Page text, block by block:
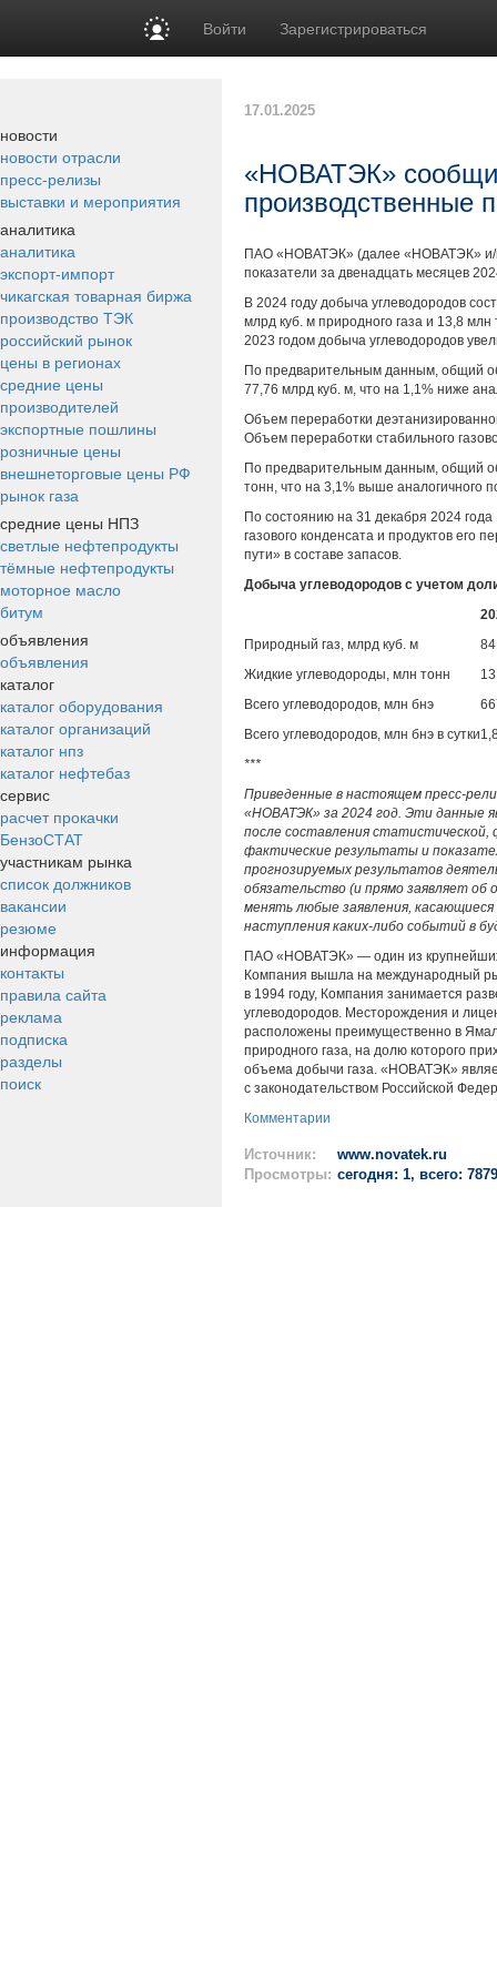
Войти Зарегистрироваться
новости
новости отрасли
пресс-релизы
выставки и мероприятия
аналитика
аналитика
экспорт-импорт
чикагская товарная биржа
производство ТЭК
российский рынок
цены в регионах
средние цены
производителей
экспортные пошлины
розничные цены
внешнеторговые цены РФ
рынок газа
средние цены НПЗ
светлые нефтепродукты
тёмные нефтепродукты
моторное масло
битум
объявления
объявления
каталог
каталог оборудования
каталог организаций
каталог нпз
каталог нефтебаз
сервис
расчет прокачки
БензоСТАТ
участникам рынка
список должников
вакансии
резюме
информация
контакты
правила сайта
реклама
подписка
разделы
поиск
17.01.2025
«НОВАТЭК»
производственные
ПAO «НОВАТЭК» (далее «НОВАТЭК» и/
показатели за двенадцать месяцев
В 2024 году добыча углеводородов
млрд куб. м природного газа и 13,8
2023 годом добыча углеводородов
По предварительным данным, общий
77,76 млрд куб. м, что на 1,1% ниже
Объем переработки
Объем переработки стабильного
По предварительным данным, общий
тонн, что на 3,1% выше аналогичного
По состоянию на 31 декабря 2024
газового конденсата и продуктов его
пути» в составе запасов.
Добыча углеводородов с учетом
Природный газ, млрд куб. м
Жидкие углеводороды, млн тонн
Всего углеводородов, млн бнэ
Всего углеводородов, млн бнэ в сутки
***
Приведенные в настоящем пресс-
«НОВАТЭК» за 2024 год. Эти данные
после составления статистической,
фактические результаты и
прогнозируемых результатов
обязательство (и прямо заявляет
менять любые заявления,
наступления каких-либо событий в
ПАО «НОВАТЭК» — один из крупнейших
Компания вышла на международный
в 1994 году, Компания занимается
углеводородов. Месторождения и
расположены преимущественно в
природного газа, на долю которого
объема добычи газа. «НОВАТЭК»
с законодательством Российской
Комментарии
Источник:
www.novatek.ru
Просмотры: сегодня: 1, всего: 7879